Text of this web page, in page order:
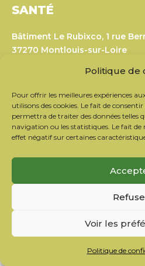
Politique de
Pour offrir les meilleures expériences
utilisons des cookies. Le fait de
permettra de traiter des données telles
navigation ou les statistiques. Le fait
effet négatif sur certaines
Voir les
Politique de
SANTÉ
Bâtiment Le Rubixco, 1 rue
37270 Montlouis-sur-Loire
TwitterLinkedIn
Youtube
S’inscrire à la newsletter
Contacter l’équipe
Politique de confidentialité
Politique de cookies
Copyright © 2026